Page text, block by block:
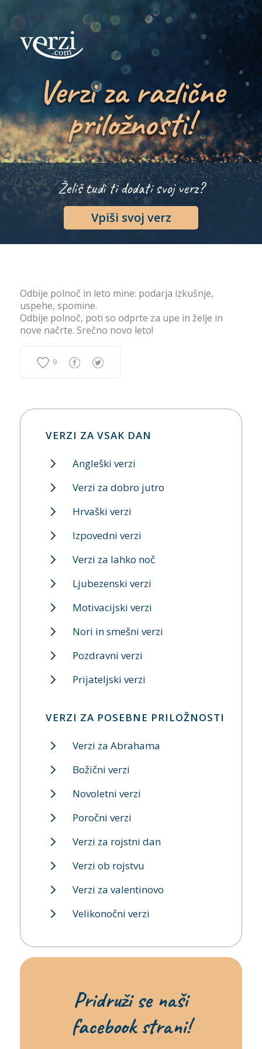
Verzi za različne
priložnosti!
Želiš tudi ti dodati svoj verz?
Vpiši svoj verz
Odbije polnoč in leto mine: podarja izkušnje,
uspehe, spomine.
Odbije polnoč, poti so odprte za upe in želje in
nove načrte. Srečno novo leto!
9
VERZI ZA VSAK DAN
Angleški verzi
Verzi za dobro jutro
Hrvaški verzi
Izpovedni verzi
Verzi za lahko noč
Ljubezenski verzi
Motivacijski verzi
Nori in smešni verzi
Pozdravni verzi
Prijateljski verzi
VERZI ZA POSEBNE PRILOŽNOSTI
Verzi za Abrahama
Božični verzi
Novoletni verzi
Poročni verzi
Verzi za rojstni dan
Verzi ob rojstvu
Verzi za valentinovo
Velikonočni verzi
Pridruži se naši
facebook strani!